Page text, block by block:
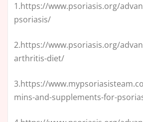
1.https://www.psoriasis.org/
psoriasis/
2.https://www.psoriasis.org/
arthritis-diet/
3.https://
mins-and-supplements-for-